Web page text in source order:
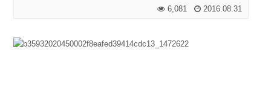
6,081
2016.08.31